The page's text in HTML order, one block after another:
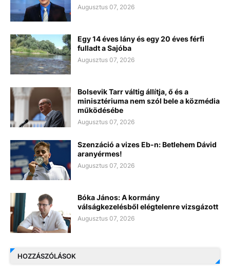
Augusztus 07, 2026
Egy 14 éves lány és egy 20 éves férfi
fulladt a Sajóba
Augusztus 07, 2026
Bolsevik Tarr váltig állítja, ő és a
minisztériuma nem szól bele a közmédia
működésébe
Augusztus 07, 2026
Szenzáció a vizes Eb-n: Betlehem Dávid
aranyérmes!
Augusztus 07, 2026
Bóka János: A kormány
válságkezelésből elégtelenre vizsgázott
Augusztus 07, 2026
HOZZÁSZÓLÁSOK